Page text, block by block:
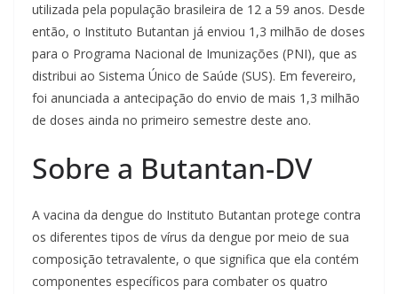
utilizada pela população brasileira de 12 a 59 anos. Desde
então, o Instituto Butantan já enviou 1,3 milhão de doses
para o Programa Nacional de Imunizações (PNI), que as
distribui ao Sistema Único de Saúde (SUS). Em fevereiro,
foi anunciada a antecipação do envio de mais 1,3 milhão
de doses ainda no primeiro semestre deste ano.
Sobre a Butantan-DV
A vacina da dengue do Instituto Butantan protege contra
os diferentes tipos de vírus da dengue por meio de sua
composição tetravalente, o que significa que ela contém
componentes específicos para combater os quatro